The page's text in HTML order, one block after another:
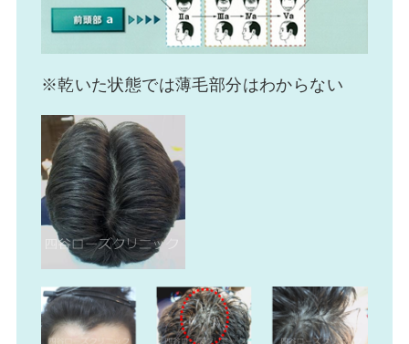
※乾いた状態では薄毛部分はわからない